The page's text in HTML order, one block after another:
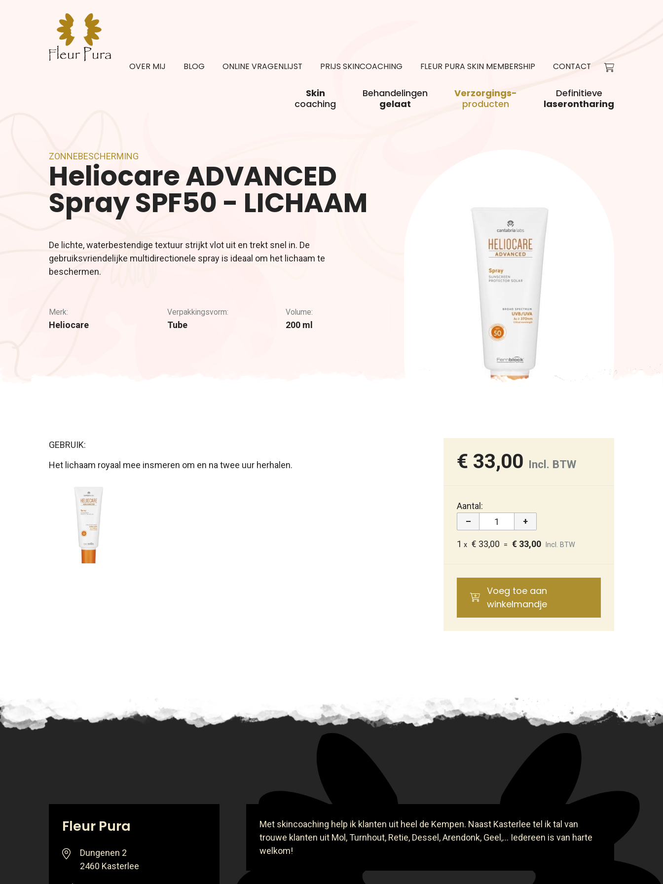
OVER MIJ BLOG ONLINE VRAGENLIJST PRIJS SKINCOACHING FLEUR PURA SKIN MEMBERSHIP CONTACT
Skin
coaching
Behandelingen
gelaat
Verzorgings-
producten
Definitieve
laserontharing
ZONNEBESCHERMING
Heliocare ADVANCED
Spray SPF50 - LICHAAM
De lichte, waterbestendige textuur strijkt vlot uit en trekt snel in. De
gebruiksvriendelijke multidirectionele spray is ideaal om het lichaam te
beschermen.
Merk:
Heliocare
Verpakkingsvorm:
Tube
Volume:
200 ml
GEBRUIK:
Het lichaam royaal mee insmeren om en na twee uur herhalen.
€ 33,00 Incl. BTW
Aantal:
–
+
1 x € 33,00 = € 33,00 Incl. BTW
Voeg toe aan
winkelmandje
Fleur Pura
Dungenen 2
2460 Kasterlee
Met skincoaching help ik klanten uit heel de Kempen. Naast Kasterlee tel ik tal van
trouwe klanten uit Mol, Turnhout, Retie, Dessel, Arendonk, Geel,... Iedereen is van harte
welkom!